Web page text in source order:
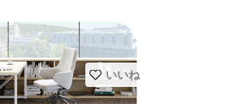
いいね